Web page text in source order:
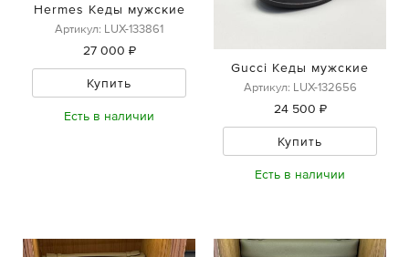
Hermes Кеды мужские
Артикул: LUX-133861
27 000 ₽
Купить
Есть в наличии
Gucci Кеды мужские
Артикул: LUX-132656
24 500 ₽
Купить
Есть в наличии